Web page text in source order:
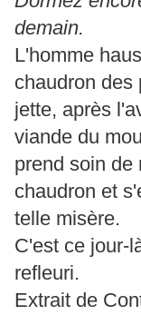
demain.
L'homme
chaudron des
jette, après
viande du
prend soin de
chaudron et
telle misère.
C'est ce jour-
refleuri.
Extrait de